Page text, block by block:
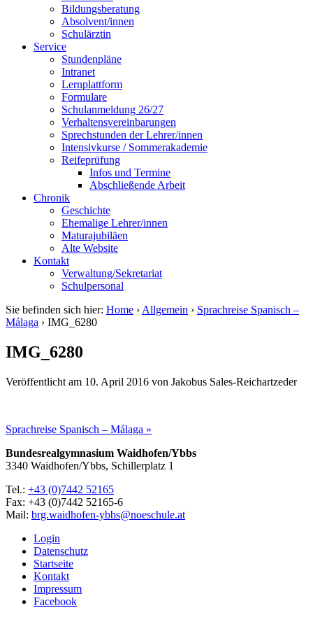
Bildungsberatung
Absolvent/innen
Schulärztin
Service
Stundenpläne
Intranet
Lernplattform
Formulare
Schulanmeldung 26/27
Verhaltensvereinbarungen
Sprechstunden der Lehrer/innen
Intensivkurse / Sommerakademie
Reifeprüfung
Infos und Termine
Abschließende Arbeit
Chronik
Geschichte
Ehemalige Lehrer/innen
Maturajubiläen
Alte Website
Kontakt
Verwaltung/Sekretariat
Schulpersonal
Sie befinden sich hier: Home › Allgemein › Sprachreise Spanisch –
Málaga › IMG_6280
IMG_6280
Veröffentlicht am 10. April 2016 von Jakobus Sales-Reichartzeder
Sprachreise Spanisch – Málaga »
Bundesrealgymnasium Waidhofen/Ybbs
3340 Waidhofen/Ybbs, Schillerplatz 1
Tel.: +43 (0)7442 52165
Fax: +43 (0)7442 52165-6
Mail: brg.waidhofen-ybbs@noeschule.at
Login
Datenschutz
Startseite
Kontakt
Impressum
Facebook